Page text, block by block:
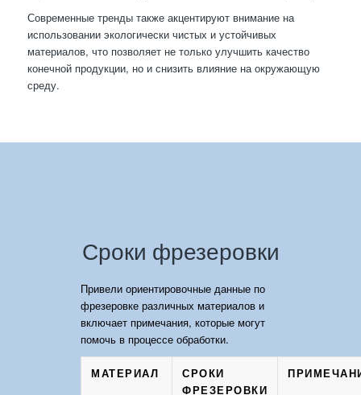
Современные тренды также акцентируют внимание на
использовании экологически чистых и устойчивых
материалов, что позволяет не только улучшить качество
конечной продукции, но и снизить влияние на окружающую
среду.
Сроки фрезеровки
Привели ориентировочные данные по
фрезеровке различных материалов и
включает примечания, которые могут
помочь в процессе обработки.
МАТЕРИАЛ
СРОКИ
ФРЕЗЕРОВКИ